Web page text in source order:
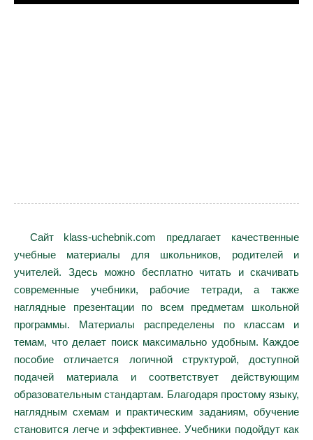
Сайт klass-uchebnik.com предлагает качественные
учебные материалы для школьников, родителей и
учителей. Здесь можно бесплатно читать и скачивать
современные учебники, рабочие тетради, а также
наглядные презентации по всем предметам школьной
программы. Материалы распределены по классам и
темам, что делает поиск максимально удобным. Каждое
пособие отличается логичной структурой, доступной
подачей материала и соответствует действующим
образовательным стандартам. Благодаря простому языку,
наглядным схемам и практическим заданиям, обучение
становится легче и эффективнее. Учебники подойдут как